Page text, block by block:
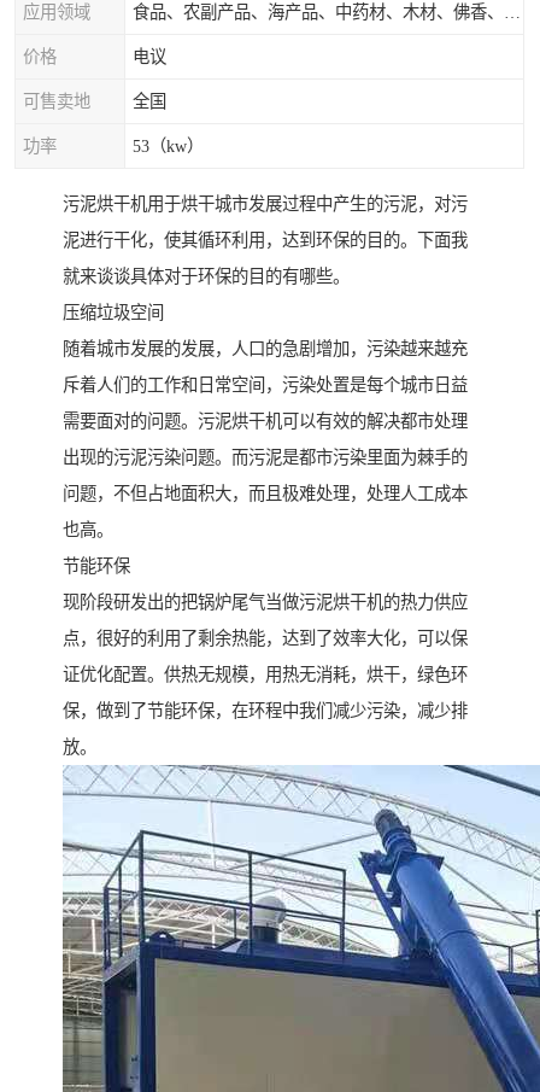
应用领域
价格 电议
可售卖地 全国
功率 53（kw）
污泥烘干机用于烘干城市发展过程中产生的污泥，对污
泥进行干化，使其循环利用，达到环保的目的。下面我
就来谈谈具体对于环保的目的有哪些。
压缩垃圾空间
随着城市发展的发展，人口的急剧增加，污染越来越充
斥着人们的工作和日常空间，污染处置是每个城市日益
需要面对的问题。污泥烘干机可以有效的解决都市处理
出现的污泥污染问题。而污泥是都市污染里面为棘手的
问题，不但占地面积大，而且极难处理，处理人工成本
也高。
节能环保
现阶段研发出的把锅炉尾气当做污泥烘干机的热力供应
点，很好的利用了剩余热能，达到了效率大化，可以保
证优化配置。供热无规模，用热无消耗，烘干，绿色环
保，做到了节能环保，在环程中我们减少污染，减少排
放。